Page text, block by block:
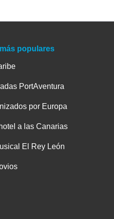
populares
PortAventura
por Europa
a las Canarias
El Rey León